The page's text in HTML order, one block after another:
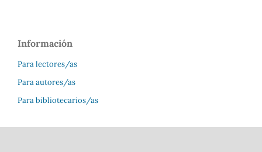
Información
Para lectores/as
Para autores/as
Para bibliotecarios/as